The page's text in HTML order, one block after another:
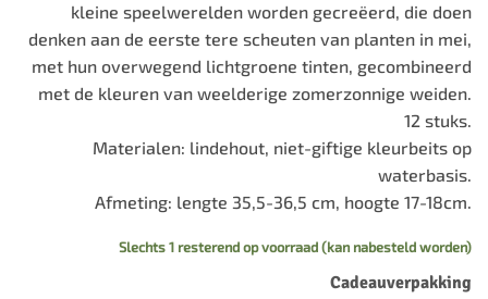
kleine speelwerelden worden gecreëerd, die doen
denken aan de eerste tere scheuten van planten in mei,
met hun overwegend lichtgroene tinten, gecombineerd
met de kleuren van weelderige zomerzonnige weiden.
12 stuks.
Materialen: lindehout, niet-giftige kleurbeits op
waterbasis.
Afmeting: lengte 35,5-36,5 cm, hoogte 17-18cm.
Slechts 1 resterend op voorraad (kan nabesteld worden)
Cadeauverpakking